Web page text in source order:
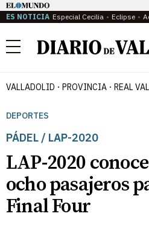
ES NOTICIA Especial Cecilia Eclipse
Menú
VALLADOLID PROVINCIA REAL
DEPORTES
PÁDEL / LAP-2020
LAP-2020
ocho pasajeros
Final Four